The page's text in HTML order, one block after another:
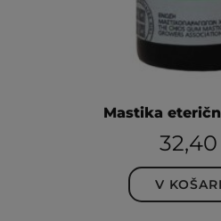
Mastika
32,40
V